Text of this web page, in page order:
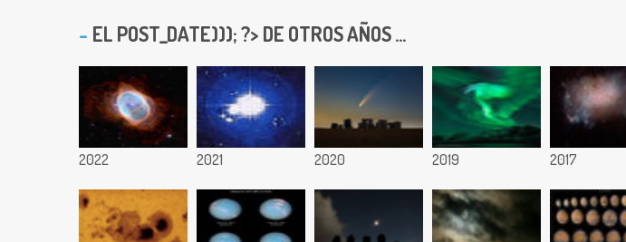
EL POST_DATE))); ?> DE OTROS AÑOS ...
2022 2021 2020 2019 2017